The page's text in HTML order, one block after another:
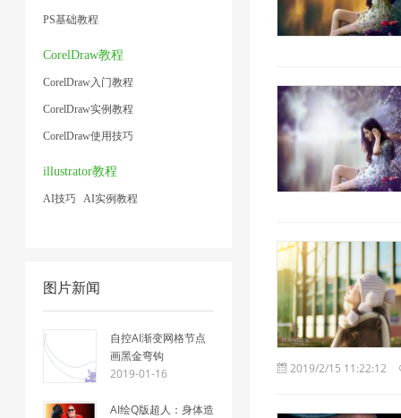
PS基础教程
CorelDraw教程
CorelDraw入门教程
CorelDraw实例教程
CorelDraw使用技巧
illustrator教程
AI技巧 AI实例教程
图片新闻
自控AI渐变网格节点
画黑金弯钩
2019-01-16
AI绘Q版超人：身体造
2019/2/15 11:22:12